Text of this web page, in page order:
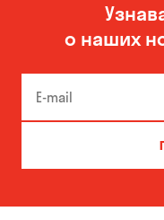
Бережинка
Вита-Почтовая
о наших